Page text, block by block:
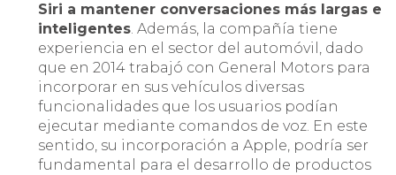
Siri a mantener conversaciones más largas e
inteligentes. Además, la compañía tiene
experiencia en el sector del automóvil, dado
que en 2014 trabajó con General Motors para
incorporar en sus vehículos diversas
funcionalidades que los usuarios podían
ejecutar mediante comandos de voz. En este
sentido, su incorporación a Apple, podría ser
fundamental para el desarrollo de productos